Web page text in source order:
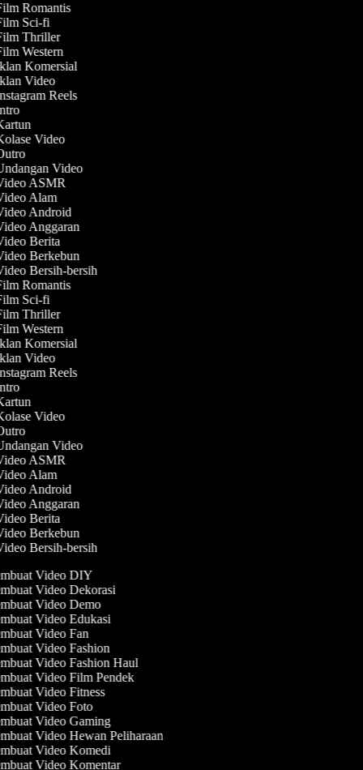
Romantis
Sci-fi
Thriller
Western
Komersial
Video
Reels
Video
Video
ASMR
Alam
Android
Anggaran
Berita
Berkebun
Bersih-bersih
Romantis
Sci-fi
Thriller
Western
Komersial
Video
Reels
Video
Video
ASMR
Alam
Android
Anggaran
Berita
Berkebun
Bersih-bersih
Video DIY
Video Dekorasi
Video Demo
Video Edukasi
Video Fan
Video Fashion
Video Fashion Haul
Video Film Pendek
Video Fitness
Video Foto
Video Gaming
Video Hewan Peliharaan
Video Komedi
Video Komentar